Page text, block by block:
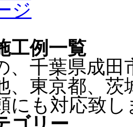
ジ
工例一覧
、千葉県成
、東京都、茨
にも対応致し